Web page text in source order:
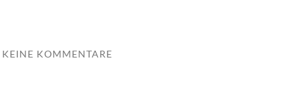
KEINE KOMMENTARE